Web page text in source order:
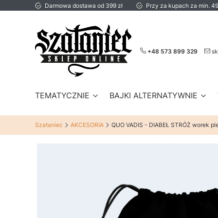
Darmowa dostawa od 399 zł Przy za kupach za min.
+48 573 899 329
TEMATYCZNIE BAJKI ALTERNATYWNIE
Szataniec AKCESORIA QUO VADIS - DIABEŁ STRÓŻ worek